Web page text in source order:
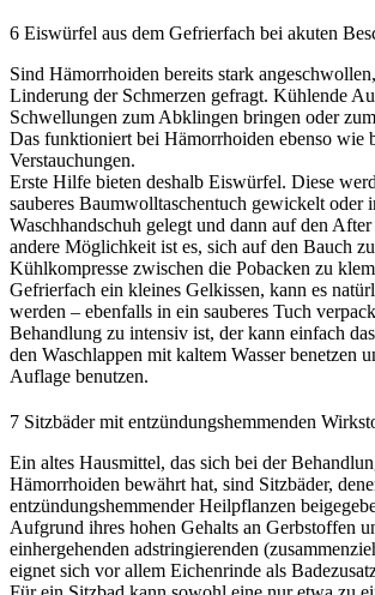
6 Eiswürfel aus dem Gefrierfach bei akuten
Sind Hämorrhoiden bereits stark
Linderung der Schmerzen gefragt. Kühlende
Schwellungen zum Abklingen bringen oder
Das funktioniert bei Hämorrhoiden ebenso wie
Verstauchungen.
Erste Hilfe bieten deshalb Eiswürfel. Diese
sauberes Baumwolltaschentuch gewickelt oder
Waschhandschuh gelegt und dann auf den
andere Möglichkeit ist es, sich auf den Bauch
Kühlkompresse zwischen die Pobacken zu
Gefrierfach ein kleines Gelkissen, kann es
werden – ebenfalls in ein sauberes Tuch
Behandlung zu intensiv ist, der kann einfach
den Waschlappen mit kaltem Wasser benetzen
Auflage benutzen.
7 Sitzbäder mit entzündungshemmenden
Ein altes Hausmittel, das sich bei der
Hämorrhoiden bewährt hat, sind Sitzbäder,
entzündungshemmender Heilpflanzen
Aufgrund ihres hohen Gehalts an Gerbstoffen
einhergehenden adstringierenden
eignet sich vor allem Eichenrinde als